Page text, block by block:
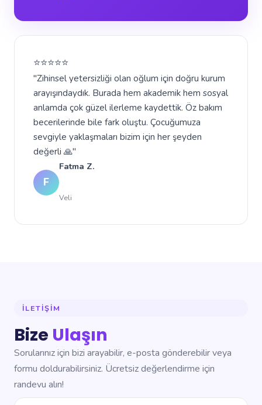
⭐⭐⭐⭐⭐
"Zihinsel yetersizliği olan oğlum için doğru kurum
arayışındaydık. Burada hem akademik hem sosyal
anlamda çok güzel ilerleme kaydettik. Öz bakım
becerilerinde bile fark oluştu. Çocuğumuza
sevgiyle yaklaşmaları bizim için her şeyden
değerli 🙏"
F
Fatma Z.
Veli
İLETIŞIM
Bize Ulaşın
Sorularınız için bizi arayabilir, e-posta gönderebilir veya
formu doldurabilirsiniz. Ücretsiz değerlendirme için
randevu alın!